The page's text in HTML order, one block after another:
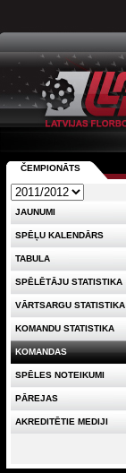
ČEMPIONĀTS
JAUNUMI
SPĒĻU KALENDĀRS
TABULA
SPĒLĒTĀJU STATISTIKA
VĀRTSARGU STATISTIKA
KOMANDU STATISTIKA
KOMANDAS
SPĒLES NOTEIKUMI
PĀREJAS
AKREDITĒTIE MEDIJI